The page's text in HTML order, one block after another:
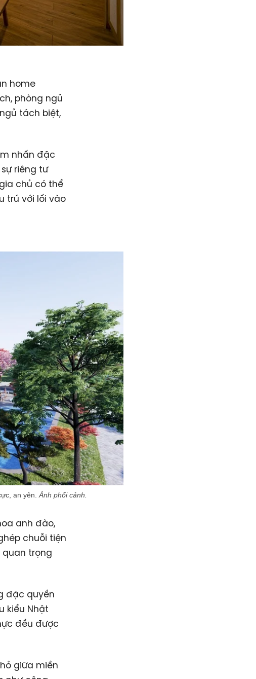
home
phòng ngủ
tách biệt,
nhấn đặc
riêng tư
chủ có thể
trú với lối vào
an yên. Ảnh phối cảnh.
anh đào,
chuỗi tiện
trọng
đặc quyền
kiểu Nhật
đều được
giữa miền